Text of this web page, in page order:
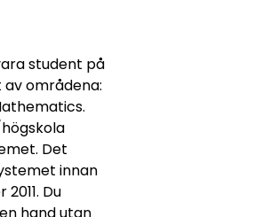
student på
områdena:
Det
innan
Du